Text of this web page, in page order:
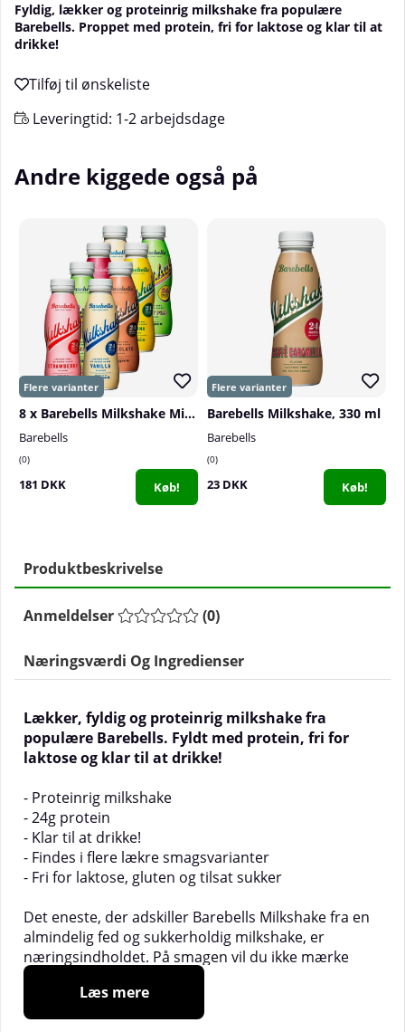
Fyldig, lækker og proteinrig milkshake fra populære
Barebells. Proppet med protein, fri for laktose og klar til at
drikke!
Leveringtid: 1-2 arbejdsdage
Andre kiggede også på
8 x Barebells Milkshake Mix, 330 ml
Barebells
0
181 DKK Køb!
Barebells Milkshake, 330 ml
Barebells
0
23 DKK Køb!
Produktbeskrivelse
Anmeldelser (0)
Næringsværdi Og Ingredienser
Lækker, fyldig og proteinrig milkshake fra
populære Barebells. Fyldt med protein, fri for
laktose og klar til at drikke!
- Proteinrig milkshake
- 24g protein
- Klar til at drikke!
- Findes i flere lækre smagsvarianter
- Fri for laktose, gluten og tilsat sukker
Det eneste, der adskiller Barebells Milkshake fra en
almindelig fed og sukkerholdig milkshake, er
næringsindholdet. På smagen vil du ikke mærke
nogen forskel! Nyd denne vidunderligt lækre
milkshake med god samvittighed, samtidig med at
du tilfører din krop proteiner. Den er baseret på høj
Læs mere